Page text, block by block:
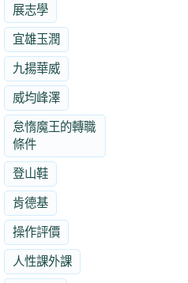
展志學
宜雄玉潤
九揚華威
威均峰澤
怠惰魔王的轉職
條件
登山鞋
肯德基
操作評價
人性課外課